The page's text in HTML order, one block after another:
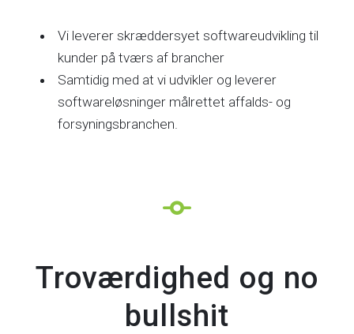
Vi leverer skræddersyet softwareudvikling til
kunder på tværs af brancher
Samtidig med at vi udvikler og leverer
softwareløsninger målrettet affalds- og
forsyningsbranchen.
Troværdighed og no
bullshit